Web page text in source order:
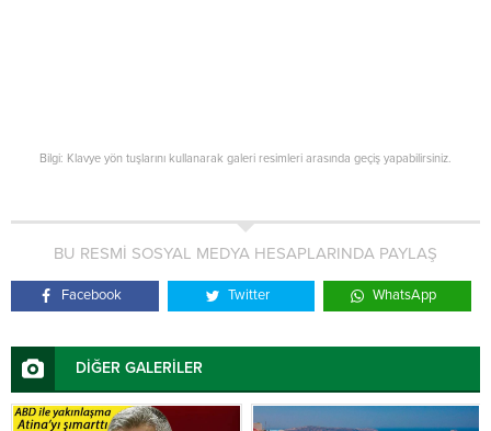
Bilgi: Klavye yön tuşlarını kullanarak galeri resimleri arasında geçiş yapabilirsiniz.
BU RESMİ SOSYAL MEDYA HESAPLARINDA PAYLAŞ
Facebook Twitter WhatsApp
DİĞER GALERİLER